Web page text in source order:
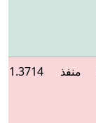
منفذ 1.3714